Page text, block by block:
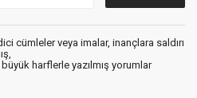
cümleler veya imalar, inançlara saldırı
harflerle yazılmış yorumlar